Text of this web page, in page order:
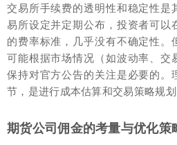
交易所手续费的透明性和稳定性是
易所设定并定期公布，投资者可以
的费率标准，几乎没有不确定性。
可能根据市场情况（如波动率、交
保持对官方公告的关注是必要的。
节，是进行成本估算和交易策略规划
期货公司佣金的考量与优化策